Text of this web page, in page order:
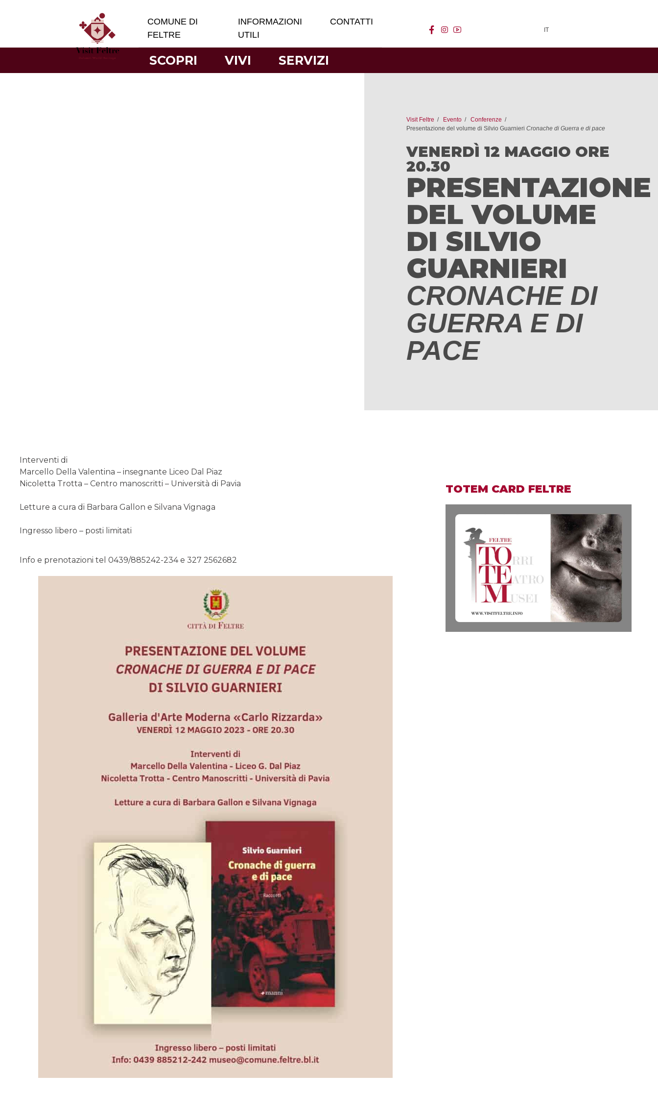
COMUNE DI
FELTRE
INFORMAZIONI
UTILI
CONTATTI
facebook
instagram IT
SCOPRI VIVI SERVIZI
Visit Feltre Evento
Conferenze
Presentazione del volume di Silvio Guarnieri Cronache di Guerra e di pace
VENERDÌ 12 MAGGIO ORE
20.30
PRESENTAZIONE
DEL VOLUME
DI SILVIO
GUARNIERI
CRONACHE DI
GUERRA E DI
PACE
Interventi di
Marcello Della Valentina – insegnante Liceo Dal Piaz
Nicoletta Trotta – Centro manoscritti – Università di Pavia
Letture a cura di Barbara Gallon e Silvana Vignaga
Ingresso libero – posti limitati
Info e prenotazioni tel 0439/885242-234 e 327 2562682
TOTEM CARD FELTRE